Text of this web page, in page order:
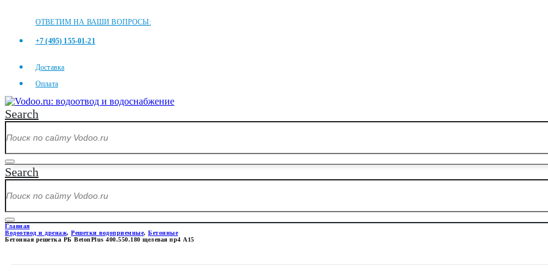
ОТВЕТИМ НА ВАШИ ВОПРОСЫ:
+7 (495) 155-01-21
Доставка
Оплата
Search
Search
Главная
Водоотвод и дренаж, Решетки водоприемные, Бетонные
Бетонная решетка РБ BetonPlus 400.550.180 щелевая пр4 А15